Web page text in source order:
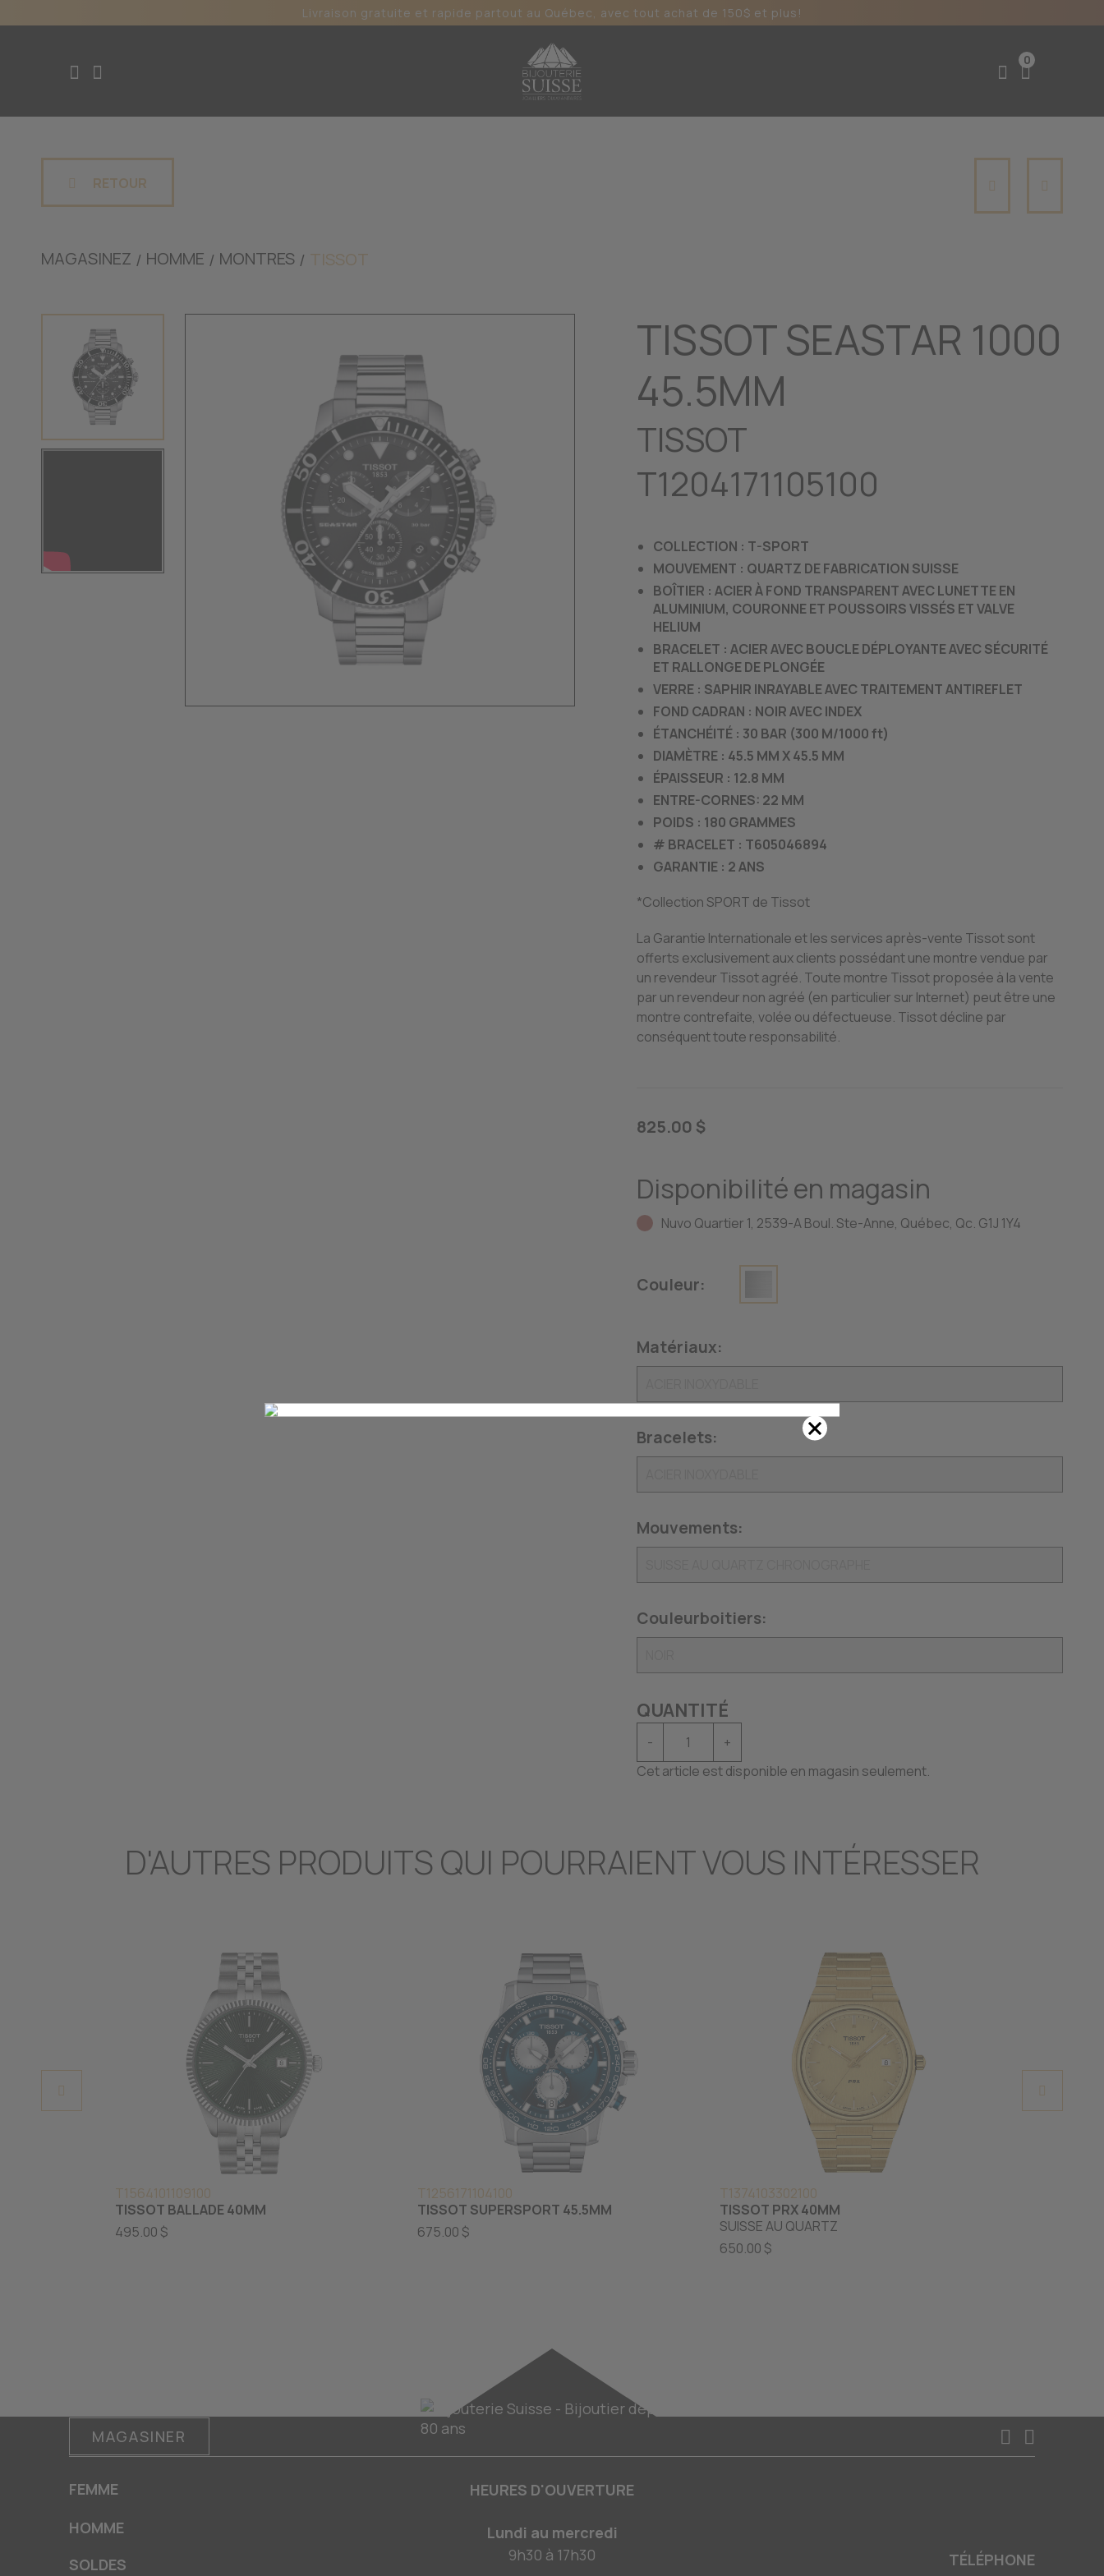
Livraison gratuite et rapide partout au Québec, avec tout achat de 150$ et plus!
0
RETOUR
MAGASINEZ HOMME MONTRES TISSOT
TISSOT SEASTAR 1000
45.5MM
TISSOT
T1204171105100
COLLECTION : T-SPORT
MOUVEMENT : QUARTZ DE FABRICATION SUISSE
BOÎTIER : ACIER À FOND TRANSPARENT AVEC LUNETTE EN
ALUMINIUM, COURONNE ET POUSSOIRS VISSÉS ET VALVE
HELIUM
BRACELET : ACIER AVEC BOUCLE DÉPLOYANTE AVEC SÉCURITÉ
ET RALLONGE DE PLONGÉE
VERRE : SAPHIR INRAYABLE AVEC TRAITEMENT ANTIREFLET
FOND CADRAN : NOIR AVEC INDEX
ÉTANCHÉITÉ : 30 BAR (300 M/1000 ft)
DIAMÈTRE : 45.5 MM X 45.5 MM
ÉPAISSEUR : 12.8 MM
ENTRE-CORNES: 22 MM
POIDS : 180 GRAMMES
# BRACELET : T605046894
GARANTIE : 2 ANS
*Collection SPORT de Tissot
La Garantie Internationale et les services après-vente Tissot sont
offerts exclusivement aux clients possédant une montre vendue par
un revendeur Tissot agréé. Toute montre Tissot proposée à la vente
par un revendeur non agréé (en particulier sur Internet) peut être une
montre contrefaite, volée ou défectueuse. Tissot décline par
conséquent toute responsabilité.
825.00 $
Disponibilité en magasin
Nuvo Quartier 1, 2539-A Boul. Ste-Anne, Québec, Qc. G1J 1Y4
Couleur:
Matériaux:
Bracelets:
Mouvements:
Couleurboitiers:
QUANTITÉ
-
+
Cet article est disponible en magasin seulement.
D'AUTRES PRODUITS QUI POURRAIENT VOUS INTÉRESSER
T1564101109100
TISSOT BALLADE 40MM
495.00 $
T1256171104100
TISSOT SUPERSPORT 45.5MM
675.00 $
T1374103302100
TISSOT PRX 40MM
SUISSE AU QUARTZ
650.00 $
MAGASINER
FEMME
HOMME
SOLDES
HEURES D'OUVERTURE
Lundi au mercredi
9h30 à 17h30 TÉLÉPHONE